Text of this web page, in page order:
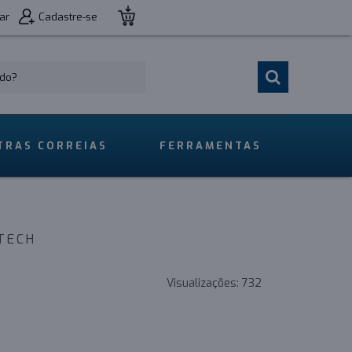
Cadastre-se
CORREIAS FERRAMENTAS
Visualizações: 732